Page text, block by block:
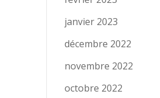
janvier 2023
décembre 2022
novembre 2022
octobre 2022